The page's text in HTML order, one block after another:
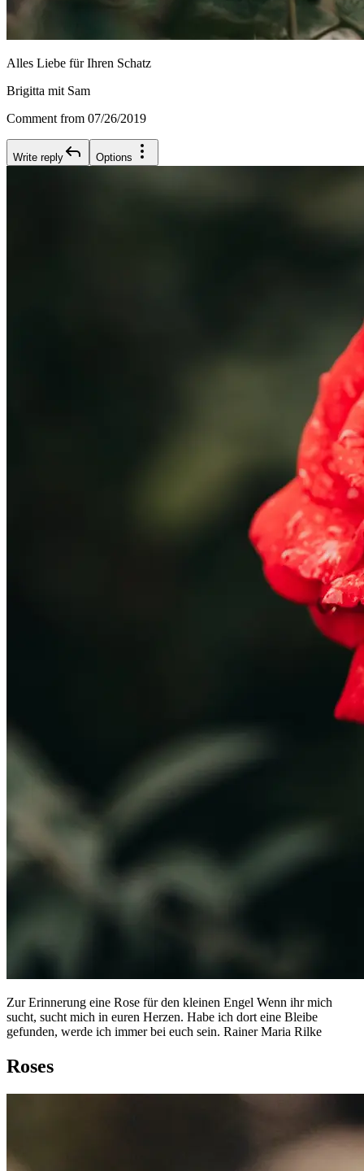
Alles Liebe für Ihren Schatz
Brigitta mit Sam
Comment from 07/26/2019
Write reply Options
Zur Erinnerung eine Rose für den kleinen Engel Wenn ihr mich
sucht, sucht mich in euren Herzen. Habe ich dort eine Bleibe
gefunden, werde ich immer bei euch sein. Rainer Maria Rilke
Roses